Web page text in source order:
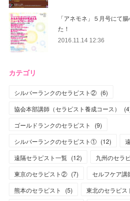
「アネモネ」５月号にて
た！
2016.11.14 12:36
カテゴリ
シルバーランクのセラピスト② (6)
協会本部講師（セラピスト養成コース）
(4
ゴールドランクのセラピスト
(9)
シルバーランクのセラピスト① (12)
遠隔セラピスト一覧 (12) 九州のセラ
東京のセラピスト② (7) セルフケア
熊本のセラピスト
(5) 東北のセラピス